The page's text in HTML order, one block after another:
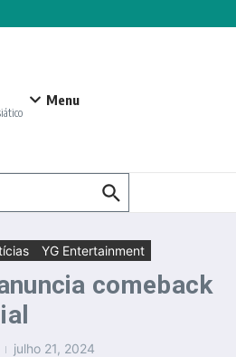
Menu
YG Entertainment
comeback
julho 21, 2024